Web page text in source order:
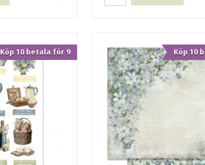
Köp 10 betala för 9 Köp 10